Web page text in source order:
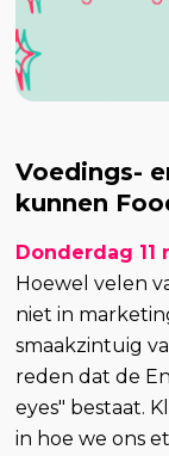
Voedings-
kunnen
Donderdag 11
Hoewel velen
niet in
smaakzintuig
reden dat de
eyes" bestaat.
in hoe we ons